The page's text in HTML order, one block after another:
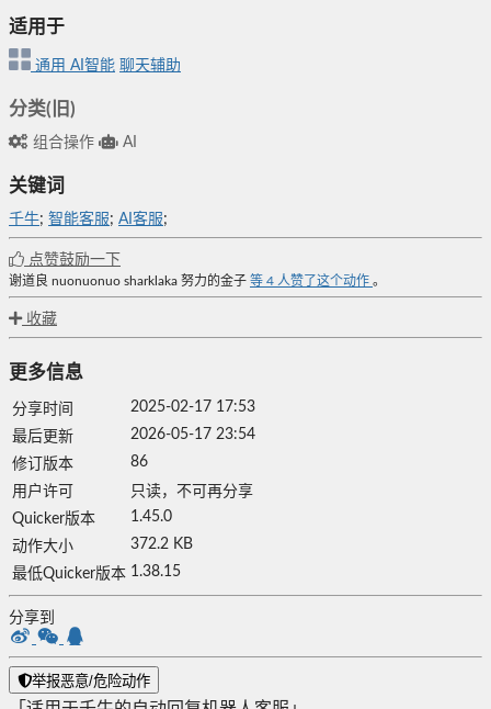
适用于
通用 AI智能 聊天辅助
分类(旧)
组合操作 AI
关键词
千牛; 智能客服; AI客服;
点赞鼓励一下
谢道良 nuonuonuo sharklaka 努力的金子 等 4 人赞了这个动作 。
收藏
更多信息
分享时间
2025-02-17 17:53
最后更新
2026-05-17 23:54
修订版本
86
用户许可
只读，不可再分享
Quicker版本
1.45.0
动作大小
372.2 KB
最低Quicker版本 1.38.15
分享到
举报恶意/危险动作